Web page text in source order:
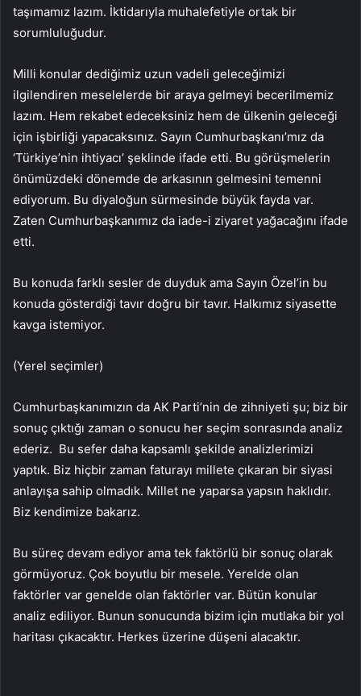
taşımamız lazım. İktidarıyla muhalefetiyle ortak bir
sorumluluğudur.
Milli konular dediğimiz uzun vadeli geleceğimizi
ilgilendiren meselelerde bir araya gelmeyi becerilmemiz
lazım. Hem rekabet edeceksiniz hem de ülkenin geleceği
için işbirliği yapacaksınız. Sayın Cumhurbaşkanı’mız da
‘Türkiye’nin ihtiyacı’ şeklinde ifade etti. Bu görüşmelerin
önümüzdeki dönemde de arkasının gelmesini temenni
ediyorum. Bu diyaloğun sürmesinde büyük fayda var.
Zaten Cumhurbaşkanımız da iade-i ziyaret yağacağını ifade
etti.
Bu konuda farklı sesler de duyduk ama Sayın Özel’in bu
konuda gösterdiği tavır doğru bir tavır. Halkımız siyasette
kavga istemiyor.
(Yerel seçimler)
Cumhurbaşkanımızın da AK Parti’nin de zihniyeti şu; biz bir
sonuç çıktığı zaman o sonucu her seçim sonrasında analiz
ederiz. Bu sefer daha kapsamlı şekilde analizlerimizi
yaptık. Biz hiçbir zaman faturayı millete çıkaran bir siyasi
anlayışa sahip olmadık. Millet ne yaparsa yapsın haklıdır.
Biz kendimize bakarız.
Bu süreç devam ediyor ama tek faktörlü bir sonuç olarak
görmüyoruz. Çok boyutlu bir mesele. Yerelde olan
faktörler var genelde olan faktörler var. Bütün konular
analiz ediliyor. Bunun sonucunda bizim için mutlaka bir yol
haritası çıkacaktır. Herkes üzerine düşeni alacaktır.